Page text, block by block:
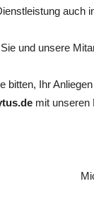
auch
und unsere
bitten, Ihr
mit unseren